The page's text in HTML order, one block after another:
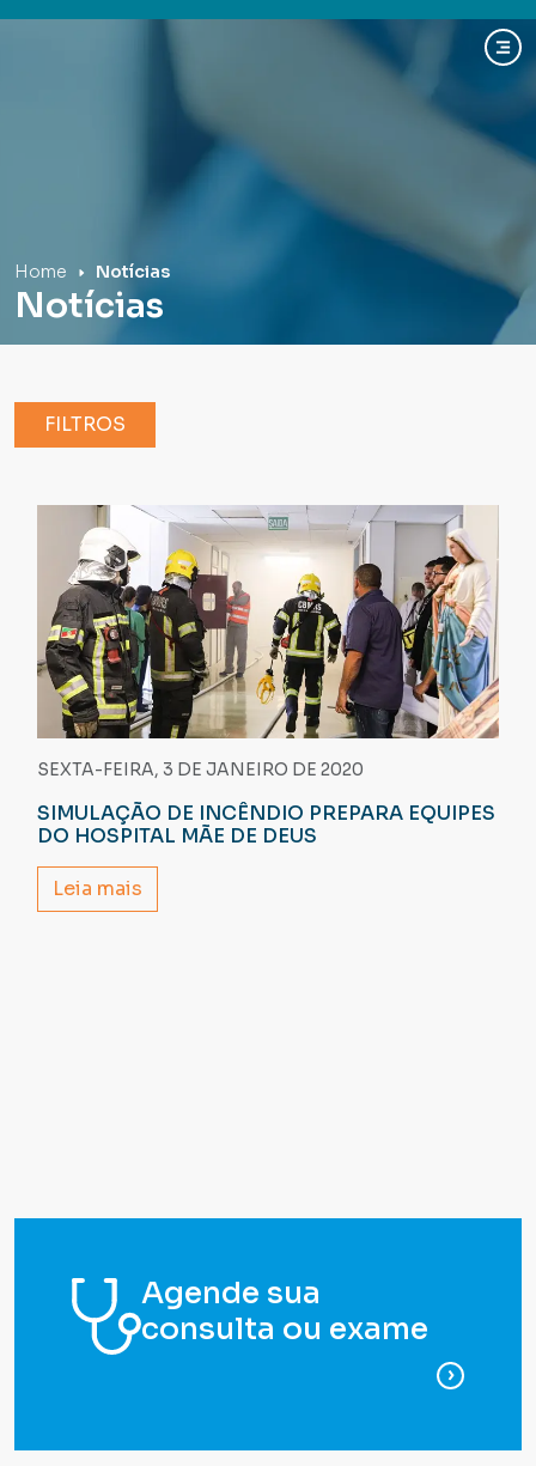
Home Notícias
Notícias
FILTROS
SEXTA-FEIRA, 3 DE JANEIRO DE 2020
SIMULAÇÃO DE INCÊNDIO PREPARA EQUIPES
DO HOSPITAL MÃE DE DEUS
Leia mais
Agende sua
consulta ou exame
para